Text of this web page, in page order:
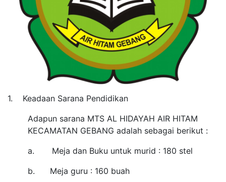
1. Keadaan Sarana Pendidikan
Adapun sarana MTS AL HIDAYAH AIR HITAM
KECAMATAN GEBANG adalah sebagai berikut :
a. Meja dan Buku untuk murid : 180 stel
b. Meja guru : 160 buah